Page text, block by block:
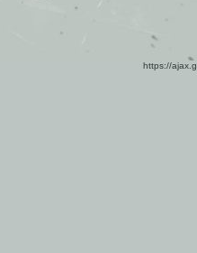
https://